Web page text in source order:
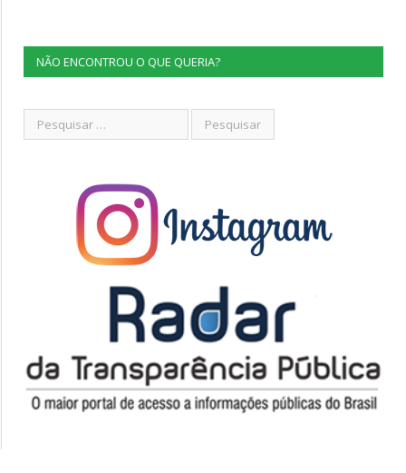
NÃO ENCONTROU O QUE QUERIA?